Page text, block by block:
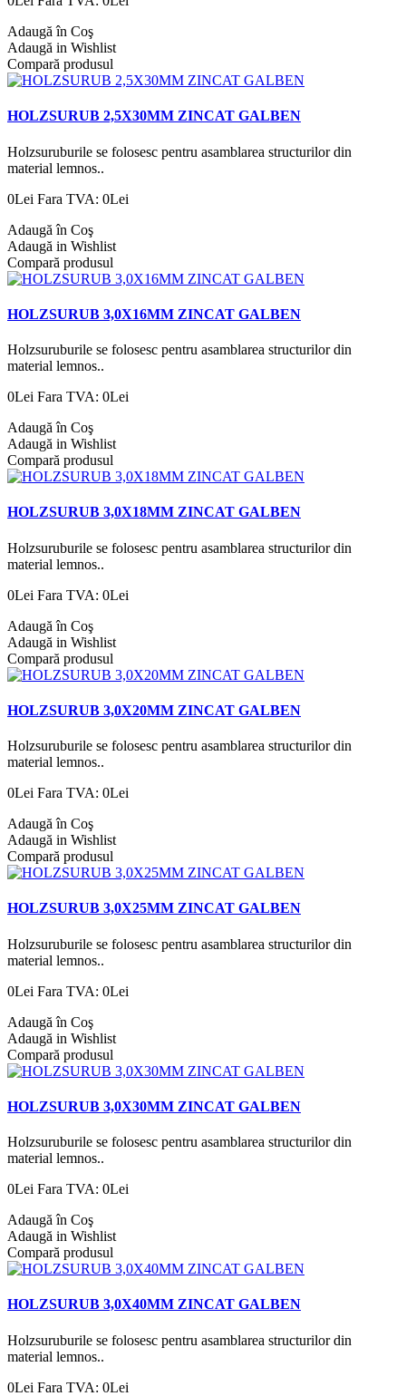
Adaugă în Coş
Adaugă in Wishlist
Compară produsul
HOLZSURUB 2,5X30MM ZINCAT GALBEN
Holzsuruburile se folosesc pentru asamblarea structurilor din
material lemnos..
0Lei Fara TVA: 0Lei
Adaugă în Coş
Adaugă in Wishlist
Compară produsul
HOLZSURUB 3,0X16MM ZINCAT GALBEN
Holzsuruburile se folosesc pentru asamblarea structurilor din
material lemnos..
0Lei Fara TVA: 0Lei
Adaugă în Coş
Adaugă in Wishlist
Compară produsul
HOLZSURUB 3,0X18MM ZINCAT GALBEN
Holzsuruburile se folosesc pentru asamblarea structurilor din
material lemnos..
0Lei Fara TVA: 0Lei
Adaugă în Coş
Adaugă in Wishlist
Compară produsul
HOLZSURUB 3,0X20MM ZINCAT GALBEN
Holzsuruburile se folosesc pentru asamblarea structurilor din
material lemnos..
0Lei Fara TVA: 0Lei
Adaugă în Coş
Adaugă in Wishlist
Compară produsul
HOLZSURUB 3,0X25MM ZINCAT GALBEN
Holzsuruburile se folosesc pentru asamblarea structurilor din
material lemnos..
0Lei Fara TVA: 0Lei
Adaugă în Coş
Adaugă in Wishlist
Compară produsul
HOLZSURUB 3,0X30MM ZINCAT GALBEN
Holzsuruburile se folosesc pentru asamblarea structurilor din
material lemnos..
0Lei Fara TVA: 0Lei
Adaugă în Coş
Adaugă in Wishlist
Compară produsul
HOLZSURUB 3,0X40MM ZINCAT GALBEN
Holzsuruburile se folosesc pentru asamblarea structurilor din
material lemnos..
0Lei Fara TVA: 0Lei